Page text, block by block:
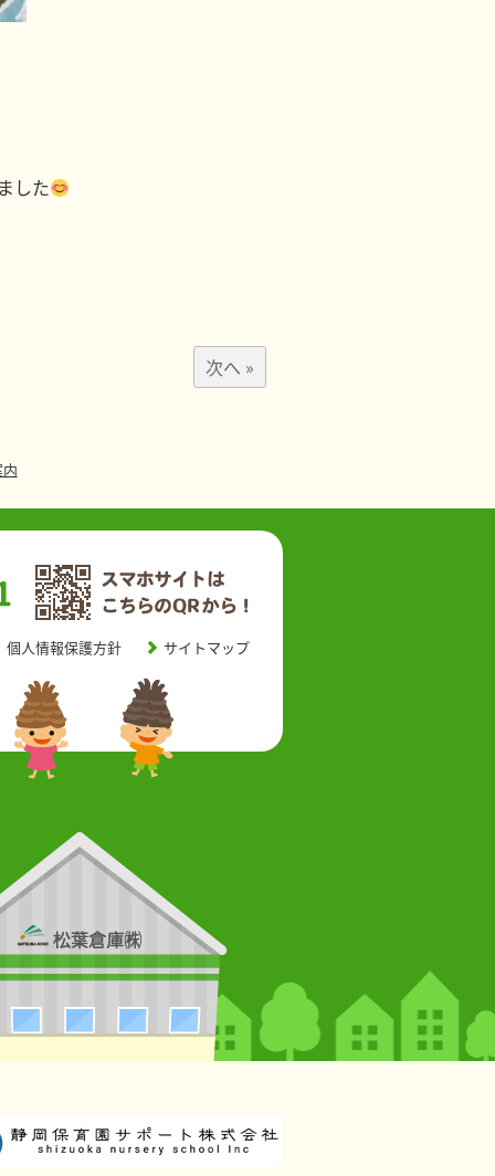
した
次へ »
個人情報保護方針 サイトマップ